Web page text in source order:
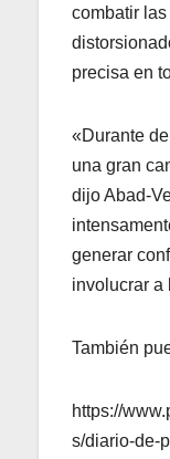
combatir
precisa en
«Durante
una gran
dijo Abad-
generar
involucrar a
También
https://
s/diario-de-